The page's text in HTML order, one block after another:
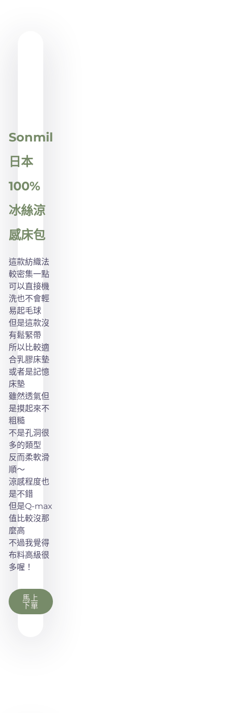
Sonmil
日本
100%
冰絲涼
感床包
這款紡織法
較密集一點
可以直接機
洗也不會輕
易起毛球
但是這款沒
有鬆緊帶
所以比較適
合乳膠床墊
或者是記憶
床墊
雖然透氣但
是摸起來不
粗糙
不是孔洞很
多的類型
反而柔軟滑
順～
涼感程度也
是不錯
但是Q-max
值比較沒那
麼高
不過我覺得
布料高級很
多喔！
馬上
下單